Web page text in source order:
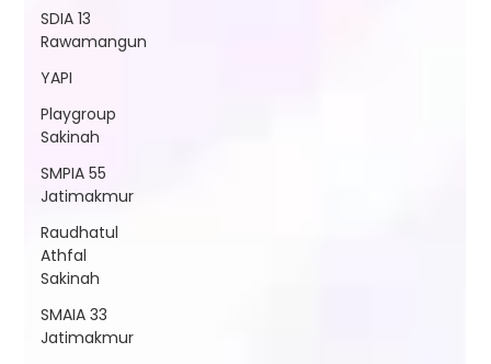
SDIA 13
Rawamangun
YAPI
Playgroup
Sakinah
SMPIA 55
Jatimakmur
Raudhatul
Athfal
Sakinah
SMAIA 33
Jatimakmur